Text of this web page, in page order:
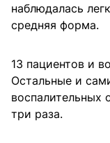
наблюдалась
средняя форма.
13 пациентов и
Остальные и
воспалительных
три раза.